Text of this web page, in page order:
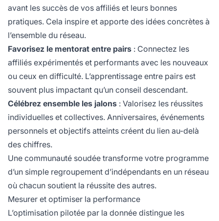
avant les succès de vos affiliés et leurs bonnes
pratiques. Cela inspire et apporte des idées concrètes à
l’ensemble du réseau.
Favorisez le mentorat entre pairs : Connectez les
affiliés expérimentés et performants avec les nouveaux
ou ceux en difficulté. L’apprentissage entre pairs est
souvent plus impactant qu’un conseil descendant.
Célébrez ensemble les jalons : Valorisez les réussites
individuelles et collectives. Anniversaires, événements
personnels et objectifs atteints créent du lien au-delà
des chiffres.
Une communauté soudée transforme votre programme
d’un simple regroupement d’indépendants en un réseau
où chacun soutient la réussite des autres.
Mesurer et optimiser la performance
L’optimisation pilotée par la donnée distingue les